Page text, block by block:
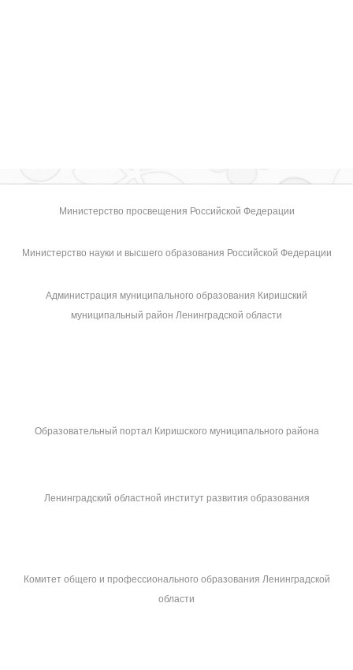
Министерство просвещения Российской Федерации
Министерство науки и высшего образования Российской Федерации
Администрация муниципального образования Киришский
муниципальный район Ленинградской области
Образовательный портал Киришского муниципального района
Ленинградский областной институт развития образования
Комитет общего и профессионального образования Ленинградской
области